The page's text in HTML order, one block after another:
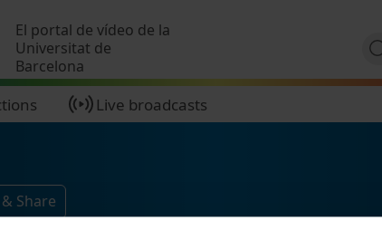
El portal de vídeo de la
Universitat de
Barcelona
Live broadcasts
Share